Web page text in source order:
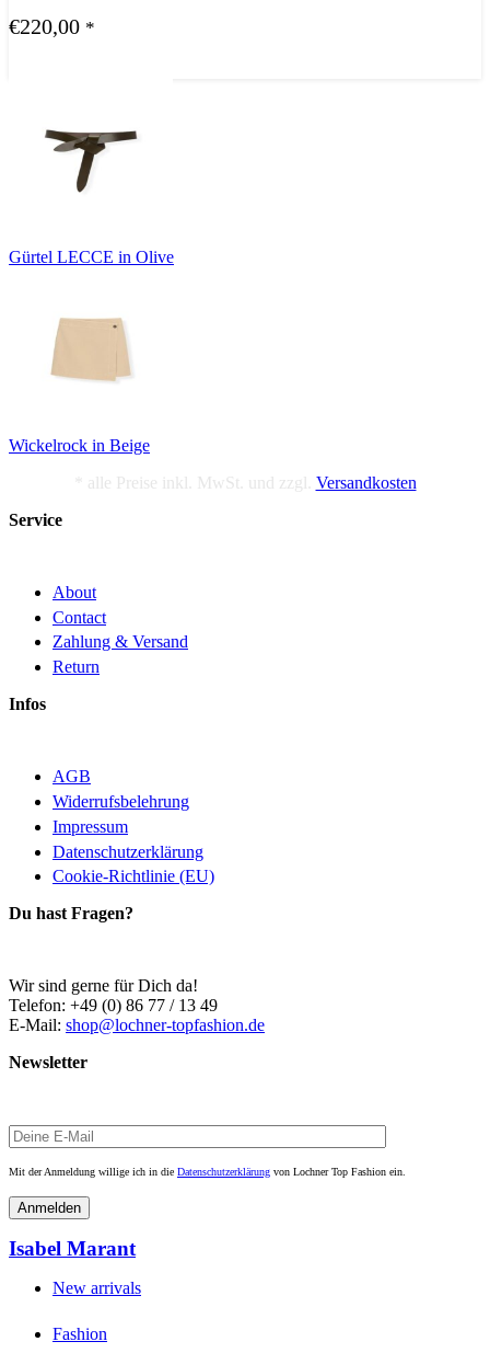
€220,00 *
Gürtel LECCE in Olive
Wickelrock in Beige
* alle Preise inkl. MwSt. und zzgl. Versandkosten
Service
About
Contact
Zahlung & Versand
Return
Infos
AGB
Widerrufsbelehrung
Impressum
Datenschutzerklärung
Cookie-Richtlinie (EU)
Du hast Fragen?
Wir sind gerne für Dich da!
Telefon: +49 (0) 86 77 / 13 49
E-Mail: shop@lochner-topfashion.de
Newsletter
Mit der Anmeldung willige ich in die Datenschutzerklärung von Lochner Top Fashion ein.
Isabel Marant
New arrivals
Fashion